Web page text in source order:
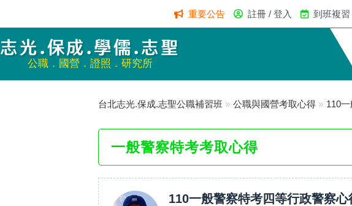
重要公告 註冊 / 登入 到班複習
志光.保成.學儒.志聖
公職．國營．證照．研究所
台北志光.保成.志聖公職補習班 » 公職與國營考取心得 » 110
一般警察特考考取心得
110一般警察特考四等行政警察